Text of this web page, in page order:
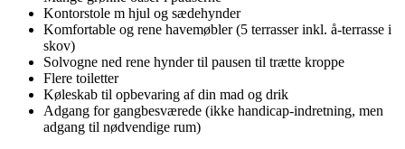
Kontorstole m hjul og sædehynder
Komfortable og rene havemøbler (5 terrasser inkl. å-terrasse i
skov)
Solvogne ned rene hynder til pausen til trætte kroppe
Flere toiletter
Køleskab til opbevaring af din mad og drik
Adgang for gangbesværede (ikke handicap-indretning, men
adgang til nødvendige rum)